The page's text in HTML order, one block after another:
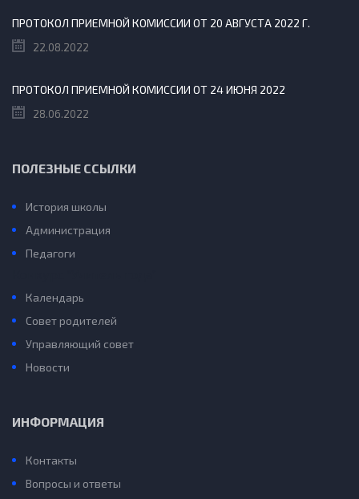
ПРОТОКОЛ ПРИЕМНОЙ КОМИССИИ ОТ 20 АВГУСТА 2022 Г.
22.08.2022
ПРОТОКОЛ ПРИЕМНОЙ КОМИССИИ ОТ 24 ИЮНЯ 2022
28.06.2022
ПОЛЕЗНЫЕ ССЫЛКИ
История школы
Администрация
Педагоги
Календарь
Совет родителей
Управляющий совет
Новости
ИНФОРМАЦИЯ
Контакты
Вопросы и ответы